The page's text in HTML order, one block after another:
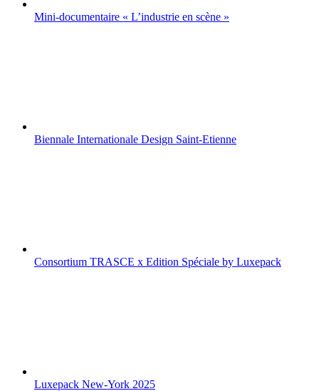
Mini-documentaire « L’industrie en scène »
Biennale Internationale Design Saint-Etienne
Consortium TRASCE x Edition Spéciale by Luxepack
Luxepack New-York 2025